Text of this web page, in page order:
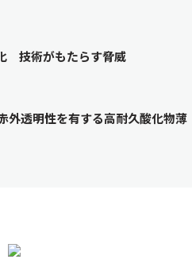
技術がもたらす脅威
外透明性を有する高耐久酸化物薄